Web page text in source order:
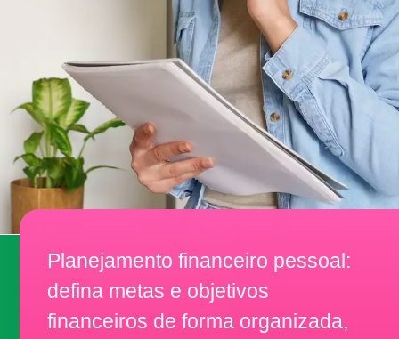
Planejamento financeiro pessoal:
defina metas e objetivos
financeiros de forma organizada,